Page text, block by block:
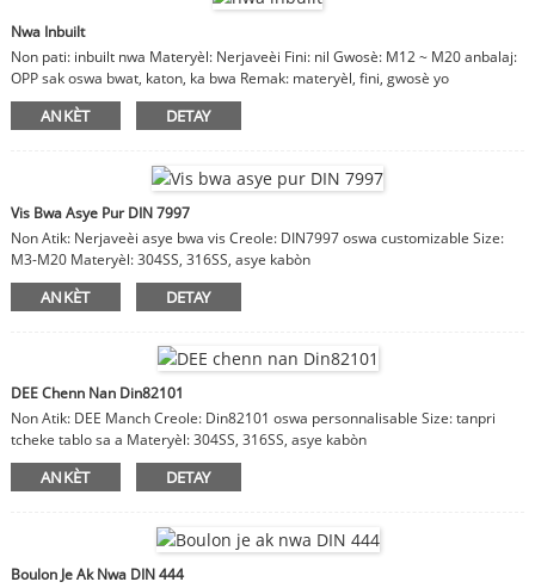
Nwa Inbuilt
Non pati: inbuilt nwa Materyèl: Nerjaveèi Fini: nil Gwosè: M12 ~ M20 anbalaj:
OPP sak oswa bwat, katon, ka bwa Remak: materyèl, fini, gwosè yo
customizable
ANKÈT DETAY
Vis Bwa Asye Pur DIN 7997
Non Atik: Nerjaveèi asye bwa vis Creole: DIN7997 oswa customizable Size:
M3-M20 Materyèl: 304SS, 316SS, asye kabòn
ANKÈT DETAY
DEE Chenn Nan Din82101
Non Atik: DEE Manch Creole: Din82101 oswa personnalisable Size: tanpri
tcheke tablo sa a Materyèl: 304SS, 316SS, asye kabòn
ANKÈT DETAY
Boulon Je Ak Nwa DIN 444